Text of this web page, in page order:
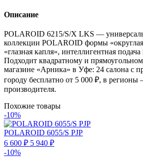
Описание
POLAROID 6215/S/X LKS —
коллекции POLAROID формы
«глазная капля», интеллигентная
Подходит квадратному и
магазине «Арника» в Уфе: 24 салона с
городу бесплатно от 5 000 ₽, в
производителя.
Похожие товары
-10%
POLAROID 6055/S PJP
6 600 ₽ 5 940 ₽
-10%